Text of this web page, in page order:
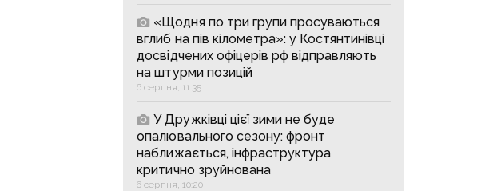
«Щодня по три групи просуваються
вглиб на пів кілометра»: у Костянтинівці
досвідчених офіцерів рф відправляють
на штурми позицій
6 серпня, 11:35
У Дружківці цієї зими не буде
опалювального сезону: фронт
наближається, інфраструктура
критично зруйнована
6 серпня, 10:20